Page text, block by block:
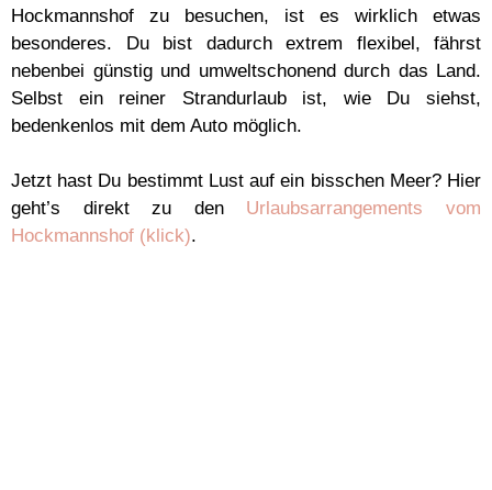
Hockmannshof zu besuchen, ist es wirklich etwas
besonderes. Du bist dadurch extrem flexibel, fährst
nebenbei günstig und umweltschonend durch das Land.
Selbst ein reiner Strandurlaub ist, wie Du siehst,
bedenkenlos mit dem Auto möglich.
Jetzt hast Du bestimmt Lust auf ein bisschen Meer? Hier
geht’s direkt zu den Urlaubsarrangements vom
Hockmannshof (klick).